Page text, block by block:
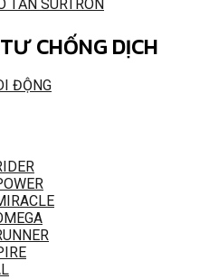
TẦN SURTRON
CHỐNG DỊCH
ĐỘNG